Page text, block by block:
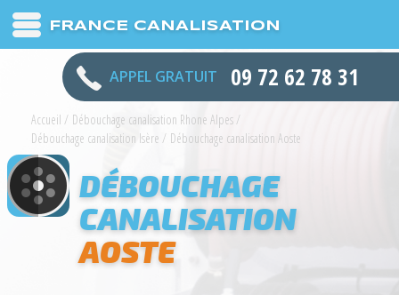
FRANCE CANALISATION
APPEL GRATUIT 09 72 62 78 31
Accueil / Débouchage canalisation Rhone Alpes/
Débouchage canalisation Isère / Débouchage canalisation Aoste
DÉBOUCHAGE
CANALISATION
AOSTE